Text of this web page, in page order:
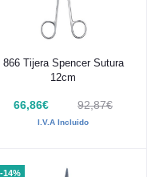
Añadir al carrito
866 Tijera Spencer Sutura
12cm
66,86€ 92,87€
I.V.A Incluido
-14%